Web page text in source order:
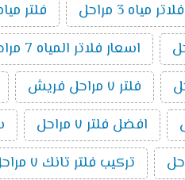
فلاتر مياه 3 مراحل فلتر مياه 7 مراحل
اسعار فلاتر المياه 7 مراحل اكوا فيت
فلتر ٧ مراحل فريش
افضل فلتر ٧ مراحل
تركيب فلتر تانك ٧ مراحل